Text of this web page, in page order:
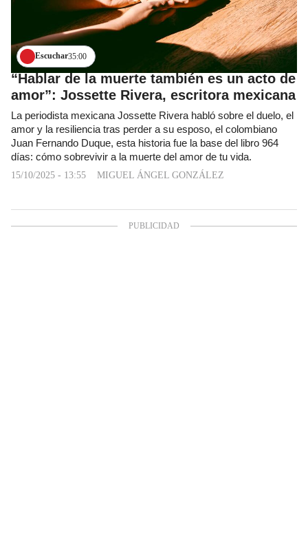
Escuchar35:00
“Hablar de la muerte también es un acto de
amor”: Jossette Rivera, escritora mexicana
La periodista mexicana Jossette Rivera habló sobre el duelo, el
amor y la resiliencia tras perder a su esposo, el colombiano
Juan Fernando Duque, esta historia fue la base del libro 964
días: cómo sobrevivir a la muerte del amor de tu vida.
15/10/2025 - 13:55 MIGUEL ÁNGEL GONZÁLEZ